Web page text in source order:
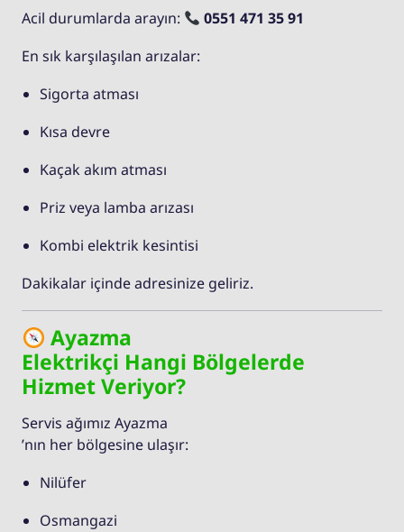
Acil durumlarda arayın:
0551 471 35 91
En sık karşılaşılan arızalar:
Sigorta atması
Kısa devre
Kaçak akım atması
Priz veya lamba arızası
Kombi elektrik kesintisi
Dakikalar içinde adresinize geliriz.
Ayazma
Elektrikçi Hangi Bölgelerde
Hizmet Veriyor?
Servis ağımız Ayazma
’nın her bölgesine ulaşır:
Nilüfer
Osmangazi